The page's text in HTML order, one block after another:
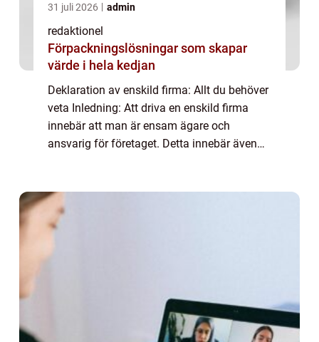
31 juli 2026 admin
redaktionel
Förpackningslösningar som skapar
värde i hela kedjan
Deklaration av enskild firma: Allt du behöver
veta Inledning: Att driva en enskild firma
innebär att man är ensam ägare och
ansvarig för företaget. Detta innebär även
...